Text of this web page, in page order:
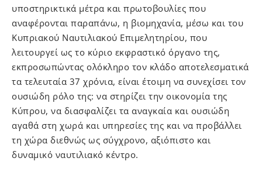
υποστηρικτικά μέτρα και πρωτοβουλίες που
αναφέρονται παραπάνω, η βιομηχανία, μέσω και του
Κυπριακού Ναυτιλιακού Επιμελητηρίου, που
λειτουργεί ως το κύριο εκφραστικό όργανο της,
εκπροσωπώντας ολόκληρο τον κλάδο αποτελεσματικά
τα τελευταία 37 χρόνια, είναι έτοιμη να συνεχίσει τον
ουσιώδη ρόλο της: να στηρίζει την οικονομία της
Κύπρου, να διασφαλίζει τα αναγκαία και ουσιώδη
αγαθά στη χωρά και υπηρεσίες της και να προβάλλει
τη χώρα διεθνώς ως σύγχρονο, αξιόπιστο και
δυναμικό ναυτιλιακό κέντρο.